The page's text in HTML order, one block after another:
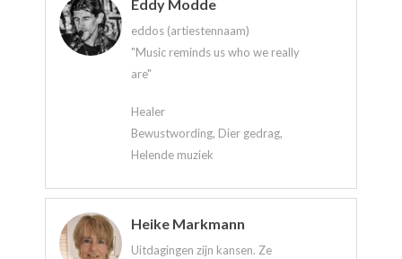
Eddy Modde
eddos (artiestennaam)
"Music reminds us who we really
are"
Healer
Bewustwording, Dier gedrag,
Helende muziek
Heike Markmann
Uitdagingen zijn kansen. Ze